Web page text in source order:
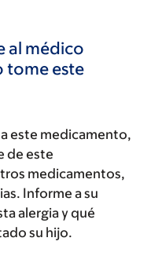
al médico
tome este
este medicamento,
de este
medicamentos,
Informe a su
alergia y qué
su hijo.